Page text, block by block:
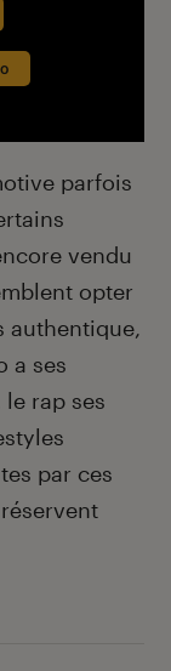
parfois
vendu
opter
authentique,
a ses
rap ses
par ces